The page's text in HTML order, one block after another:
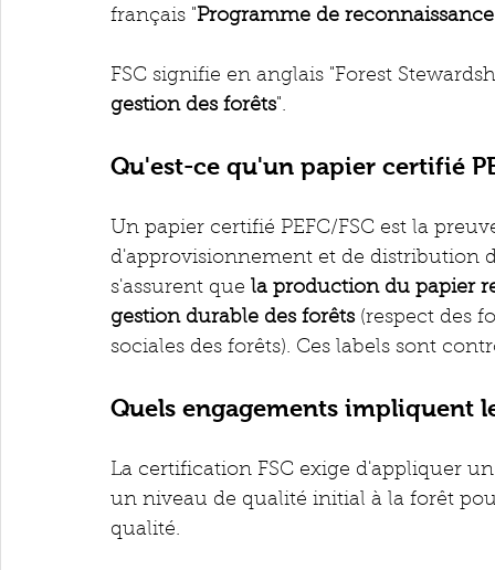
français "Programme de
FSC signifie en anglais "Forest
gestion des forêts".
Qu'est-ce qu'un papier certifié
Un papier certifié PEFC/FSC est la
d'approvisionnement et de distribution
s'assurent que la production du papier
gestion durable des forêts (respect des
sociales des forêts). Ces labels sont
Quels engagements impliquent
La certification FSC exige d'appliquer
un niveau de qualité initial à la forêt
qualité.